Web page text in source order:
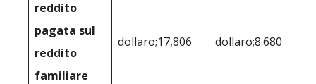
reddito
pagata sul
reddito
familiare
dollaro;17,806 dollaro;8.680